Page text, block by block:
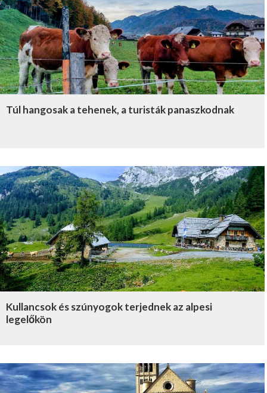
Túl hangosak a tehenek, a turisták panaszkodnak
Kullancsok és szúnyogok terjednek az alpesi
legelőkön